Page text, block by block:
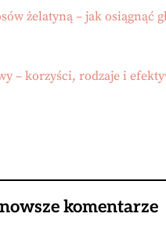
żelatyną – jak osiągnąć
– korzyści, rodzaje i
komentarze